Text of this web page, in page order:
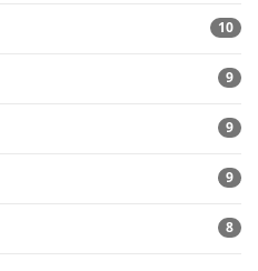
10
9
9
9
8